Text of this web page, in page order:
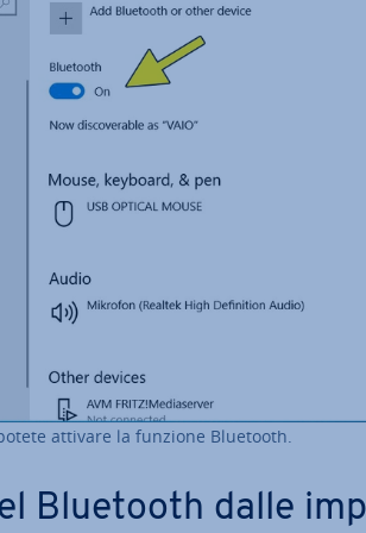
attivare la funzione Bluetooth.
Bluetooth dalle